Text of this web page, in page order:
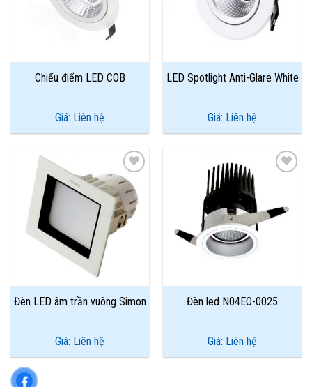
Chiếu điểm LED COB
Giá: Liên hệ
LED Spotlight Anti-Glare White
Giá: Liên hệ
Add to
Wishlist
Đèn LED âm trần vuông Simon
Giá: Liên hệ
Add to
Wishlist
Đèn led N04EO-0025
Giá: Liên hệ